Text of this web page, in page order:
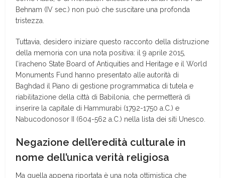
Behnam (IV sec.) non può che suscitare una profonda
tristezza.
Tuttavia, desidero iniziare questo racconto della distruzione
della memoria con una nota positiva: il 9 aprile 2015,
l’iracheno State Board of Antiquities and Heritage e il World
Monuments Fund hanno presentato alle autorità di
Baghdad il Piano di gestione programmatica di tutela e
riabilitazione della città di Babilonia, che permetterà di
inserire la capitale di Hammurabi (1792-1750 a.C.) e
Nabucodonosor II (604-562 a.C.) nella lista dei siti Unesco.
Negazione dell’eredità culturale in
nome dell’unica verità religiosa
Ma quella appena riportata è una nota ottimistica che